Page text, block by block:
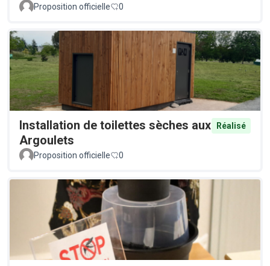
Proposition officielle 0
Installation de toilettes sèches aux
Argoulets
Réalisé
Proposition officielle 0